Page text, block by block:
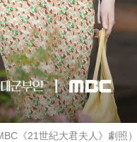
《21世紀大君夫人》劇照）